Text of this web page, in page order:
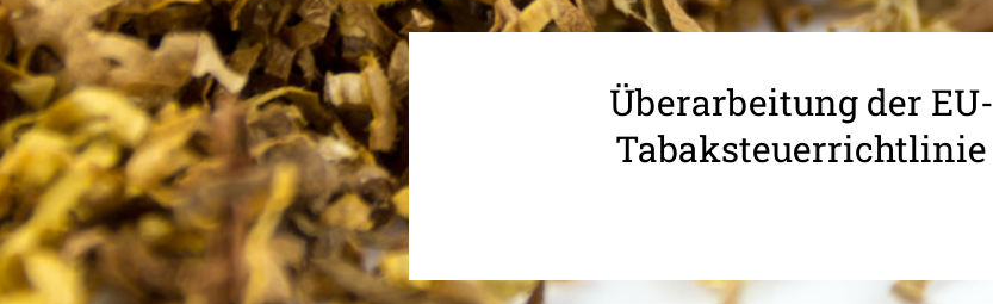
Überarbeitung der EU-
Tabaksteuerrichtlinie